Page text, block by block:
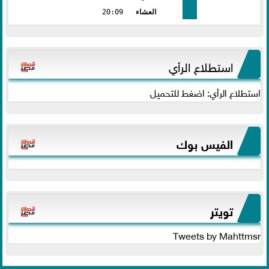
العشاء
20:09
استطلاع الرأي
استطلاع الرأي: اضغط للتحميل
الفيس بوك
تويتر
Tweets by Mahttmsr